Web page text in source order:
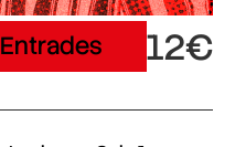
Entrades 12€